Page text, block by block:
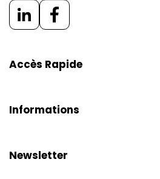
Accès Rapide
Informations
Newsletter